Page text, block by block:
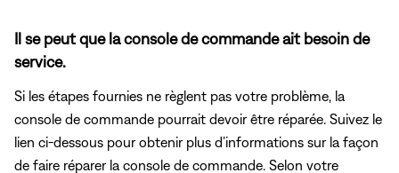
Il se peut que la console de commande ait besoin de
service.
Si les étapes fournies ne règlent pas votre problème, la
console de commande pourrait devoir être réparée. Suivez le
lien ci-dessous pour obtenir plus d’informations sur la façon
de faire réparer la console de commande. Selon votre